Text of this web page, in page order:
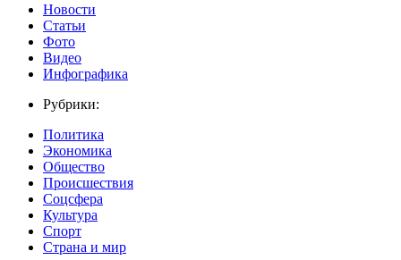
Новости
Статьи
Фото
Видео
Инфографика
Рубрики:
Политика
Экономика
Общество
Происшествия
Соцсфера
Культура
Спорт
Страна и мир